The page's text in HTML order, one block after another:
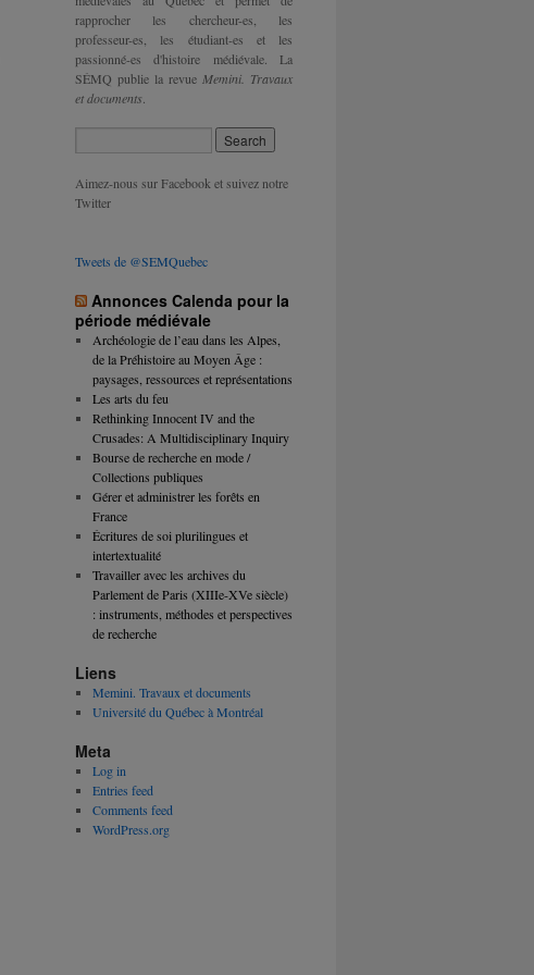
rapprocher les chercheur-es, les
professeur-es, les étudiant-es et les
passionné-es d'histoire médiévale. La
SÉMQ publie la revue Memini. Travaux
et documents
Aimez-nous sur Facebook et suivez notre
Twitter
Tweets de @SEMQuebec
Annonces Calenda pour la
période médiévale
Archéologie de l’eau dans les Alpes,
de la Préhistoire au Moyen Âge :
paysages, ressources et représentations
Les arts du feu
Rethinking Innocent IV and the
Crusades: A Multidisciplinary Inquiry
Bourse de recherche en mode /
Collections publiques
Gérer et administrer les forêts en
France
Écritures de soi plurilingues et
intertextualité
Travailler avec les archives du
Parlement de Paris (XIIIe-XVe siècle)
: instruments, méthodes et perspectives
de recherche
Liens
Memini. Travaux et documents
Université du Québec à Montréal
Meta
Log in
Entries feed
Comments feed
WordPress.org